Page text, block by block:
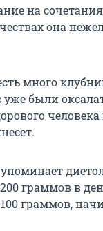
на
она
много
уже были
человека
граммов в
граммов,